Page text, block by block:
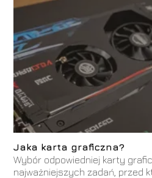
Jaka karta graficzna?
Wybór odpowiedniej karty
najważniejszych zadań, przed